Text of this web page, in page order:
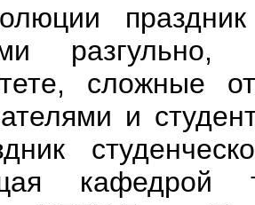
сложные
и
кафедрой